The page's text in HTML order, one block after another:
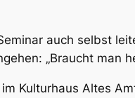
auch selbst
„Braucht man
Kulturhaus Altes